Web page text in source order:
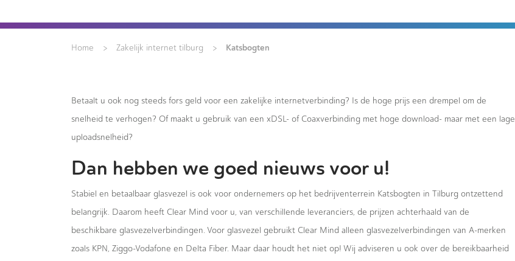
Home > Zakelijk internet tilburg > Katsbogten
Betaalt u ook nog steeds fors geld voor een zakelijke internetverbinding? Is de hoge prijs een drempel om de
snelheid te verhogen? Of maakt u gebruik van een xDSL- of Coaxverbinding met hoge download- maar met een lage
uploadsnelheid?
Dan hebben we goed nieuws voor u!
Stabiel en betaalbaar glasvezel is ook voor ondernemers op het bedrijventerrein Katsbogten in Tilburg ontzettend
belangrijk. Daarom heeft Clear Mind voor u, van verschillende leveranciers, de prijzen achterhaald van de
beschikbare glasvezelverbindingen. Voor glasvezel gebruikt Clear Mind alleen glasvezelverbindingen van A-merken
zoals KPN, Ziggo-Vodafone en Delta Fiber. Maar daar houdt het niet op! Wij adviseren u ook over de bereikbaarheid